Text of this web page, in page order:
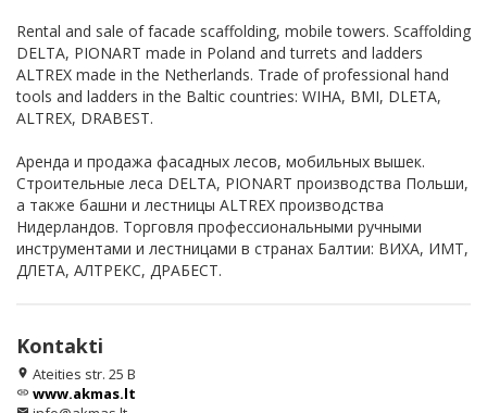
Rental and sale of facade scaffolding, mobile towers. Scaffolding
DELTA, PIONART made in Poland and turrets and ladders
ALTREX made in the Netherlands. Trade of professional hand
tools and ladders in the Baltic countries: WIHA, BMI, DLETA,
ALTREX, DRABEST.
Аренда и продажа фасадных лесов, мобильных вышек.
Строительные леса DELTA, PIONART производства Польши,
а также башни и лестницы ALTREX производства
Нидерландов. Торговля профессиональными ручными
инструментами и лестницами в странах Балтии: ВИХА, ИМТ,
ДЛЕТА, АЛТРЕКС, ДРАБЕСТ.
Kontakti
location_on Ateities str. 25 B
link www.akmas.lt